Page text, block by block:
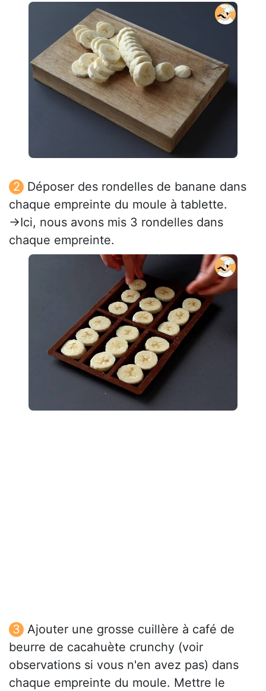
Déposer des rondelles de banane dans
chaque empreinte du moule à tablette.
→Ici, nous avons mis 3 rondelles dans
chaque empreinte.
Ajouter une grosse cuillère à café de
beurre de cacahuète crunchy (voir
observations si vous n'en avez pas) dans
chaque empreinte du moule. Mettre le